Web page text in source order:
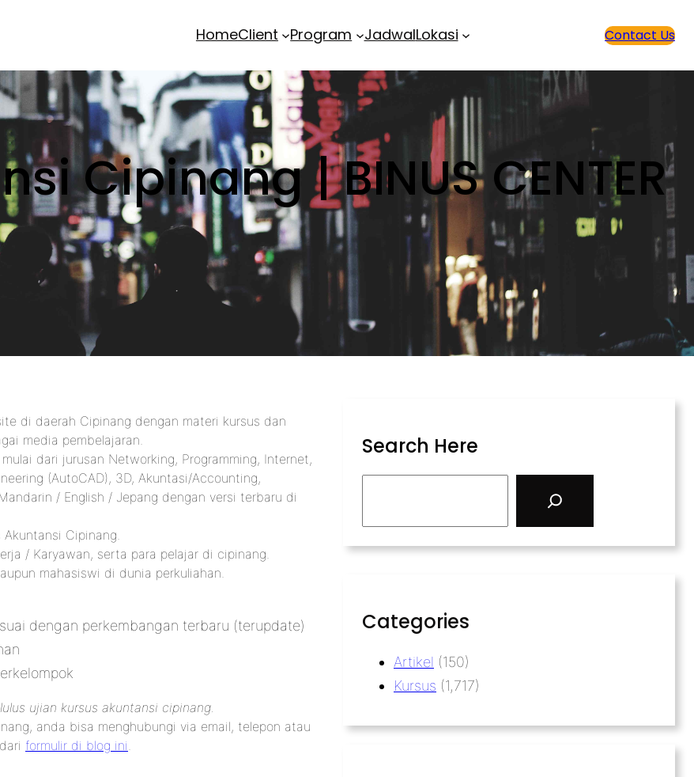
HomeClient Program JadwalLokasi Contact Us
Cipinang | BINUS CENTER
di daerah Cipinang dengan materi kursus dan
media pembelajaran.
dari jurusan Networking, Programming, Internet,
(AutoCAD), 3D, Akuntasi/Accounting,
/ English / Jepang dengan versi terbaru di
Cipinang.
/ Karyawan, serta para pelajar di cipinang.
mahasiswi di dunia perkuliahan.
dengan perkembangan terbaru (terupdate)
ujian kursus akuntansi cipinang.
anda bisa menghubungi via email, telepon atau
formulir di blog ini.
Search Here
Categories
Artikel (150)
Kursus (1,717)